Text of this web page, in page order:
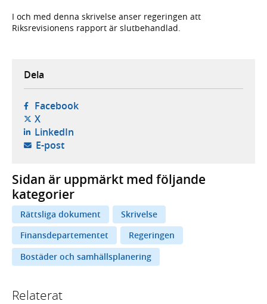
I och med denna skrivelse anser regeringen att
Riksrevisionens rapport är slutbehandlad.
Dela
Facebook- öppnas i ny flik, extern webbplats,
X- öppnas i ny flik, extern webbplats,
LinkedIn- öppnas i ny flik, extern webbplats,
E-post- öppnar din e-postklient,
Sidan är uppmärkt med följande
kategorier
Rättsliga dokument
Skrivelse
Finansdepartementet
Regeringen
Bostäder och samhällsplanering
Relaterat